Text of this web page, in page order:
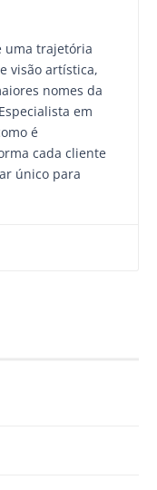
uma trajetória
visão artística,
nomes da
em
é
cada cliente
único para